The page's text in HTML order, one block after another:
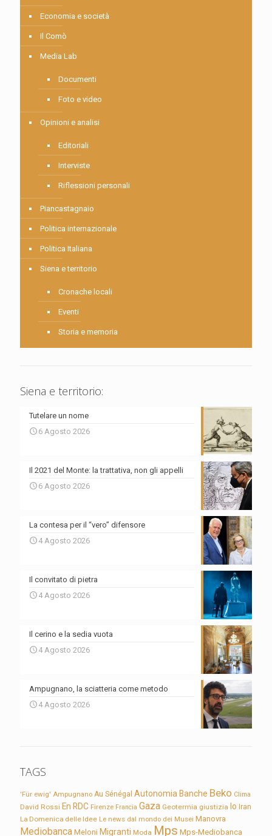
Economia e società
Il Comò
Media Lab
Documenti
Foto e video
Opinioni e analisi
Editoriali
Interviste
Riflessioni personali
Piancastagnaio
Politica internazionale
Politica Italiana
Siena e territorio
Cronache locali
Eventi
Storia e memoria
Siena e territorio:
Tutelare un nome
6 Agosto 2026
Il 2021 del Monte: la trattativa, non gli appelli
6 Agosto 2026
La contesa per il “vero” difensore
4 Agosto 2026
Il convitato di pietra
4 Agosto 2026
Il cerino e la sedia vuota
4 Agosto 2026
Ampugnano, la sciatteria come metodo
4 Agosto 2026
TAGS
'Für ewig' Ampugnano Au Sénégal Autonomia Banche Beko Clima
David Rossi En RDC Firenze Francia Gaza Geotermia giustizia Io Iran
La Domenica delle Idee Le news dal mondo dei Musei Manovra
Mediobanca Meloni Migranti Moda Mps Mps-Mediobanca